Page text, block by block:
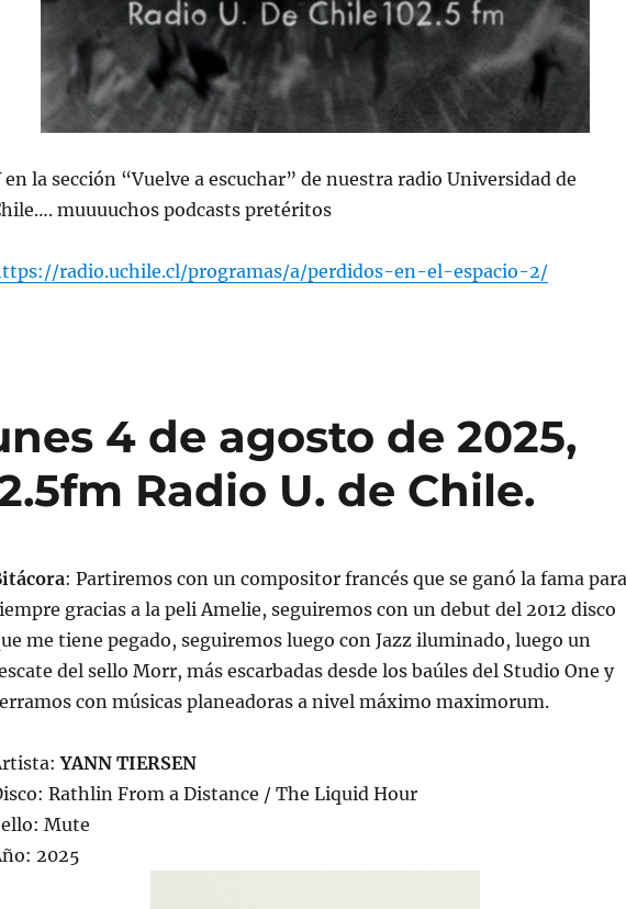
en la sección “Vuelve a escuchar” de nuestra radio Universidad de
muuuuchos podcasts pretéritos
radio.uchile.cl/programas/a/perdidos-en-el-espacio-2/
4 de agosto de 2025,
Radio U. de Chile.
: Partiremos con un compositor francés que se ganó la fama para
gracias a la peli Amelie, seguiremos con un debut del 2012 disco
me tiene pegado, seguiremos luego con Jazz iluminado, luego un
del sello Morr, más escarbadas desde los baúles del Studio One y
con músicas planeadoras a nivel máximo maximorum.
YANN TIERSEN
Rathlin From a Distance / The Liquid Hour
Mute
2025